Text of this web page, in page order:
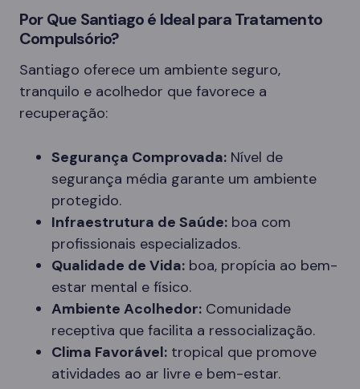
Por Que Santiago é Ideal para Tratamento
Compulsório?
Santiago oferece um ambiente seguro,
tranquilo e acolhedor que favorece a
recuperação:
Segurança Comprovada: Nível de
segurança média garante um ambiente
protegido.
Infraestrutura de Saúde: boa com
profissionais especializados.
Qualidade de Vida: boa, propícia ao bem-
estar mental e físico.
Ambiente Acolhedor: Comunidade
receptiva que facilita a ressocialização.
Clima Favorável: tropical que promove
atividades ao ar livre e bem-estar.